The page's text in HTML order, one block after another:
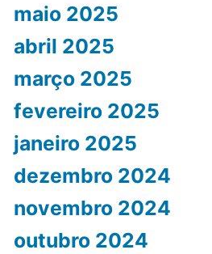
maio 2025
abril 2025
março 2025
fevereiro 2025
janeiro 2025
dezembro 2024
novembro 2024
outubro 2024